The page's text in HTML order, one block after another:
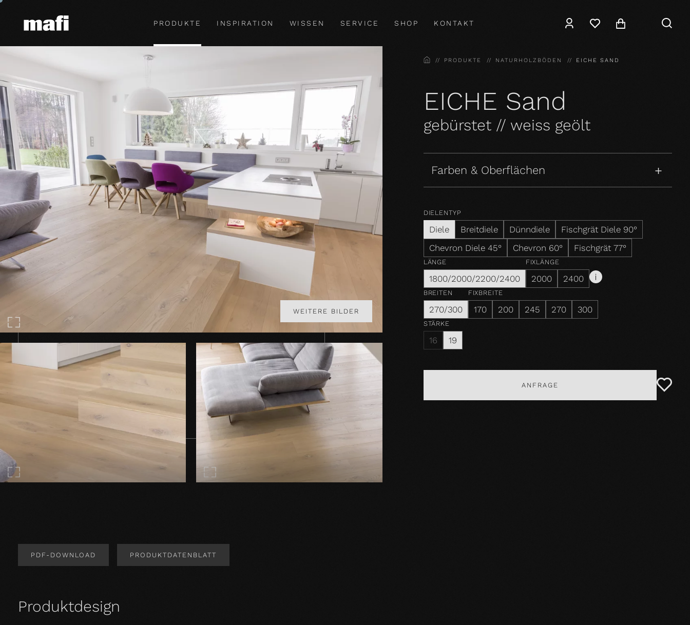
PRODUKTE INSPIRATION WISSEN SERVICE SHOP KONTAKT
WEITERE BILDER
PDF-DOWNLOAD PRODUKTDATENBLATT
Produktdesign
HOMEPRODUKTE NATURHOLZBÖDEN EICHE SAND
EICHE Sand
gebürstet // weiss geölt
Farben & Oberflächen
DIELENTYP
Diele Breitdiele Dünndiele
Fischgrät Diele 90°
Chevron Diele 45°
Chevron 60° Fischgrät 77°
LÄNGE
1800/2000/2200/2400
FIXLÄNGE
2000 2400
BREITEN
270/300
FIXBREITE
170 200 245 270 300
STÄRKE
16 19
ANFRAGE